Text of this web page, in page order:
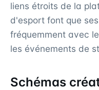
liens étroits de la
d'esport font que
fréquemment avec
les événements de
Schémas